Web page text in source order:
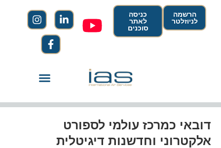
הרשמה
לניוזלטר
כניסה
לאתר
סוכנים
דובאי כמרכז עולמי לספורט
אלקטרוני וחדשנות דיגיטלית